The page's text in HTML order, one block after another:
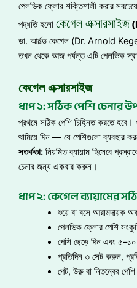
পেলভিক ফ্লোর শক্তিশালী করার সবচেয়ে
পদ্ধতি হলো কেগেল এক্সারসাইজ
ডা. আর্নল্ড কেগেল (Dr. Arnold
তখন থেকে আজ পর্যন্ত এটি পেলভিক
কেগেল এক্সারসাইজ
ধাপ ১: সঠিক পেশি চেনার
প্রথমে সঠিক পেশি চিহ্নিত করতে হবে।
থামিয়ে দিন — যে পেশিগুলো ব্যবহার
সতর্কতা: নিয়মিত ব্যায়াম হিসেবে
চেনার জন্য একবার করুন।
ধাপ ২: কেগেল ব্যায়ামের
শুয়ে বা বসে আরামদায়ক
পেলভিক ফ্লোর পেশি
পেশি ছেড়ে দিন এবং ৫–১০
প্রতিদিন ৩ সেট করুন,
পেট, উরু বা নিতম্বের